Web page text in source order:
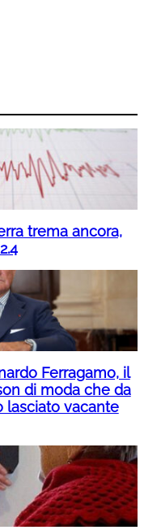
trema ancora,
Ferragamo, il
di moda che da
lasciato vacante